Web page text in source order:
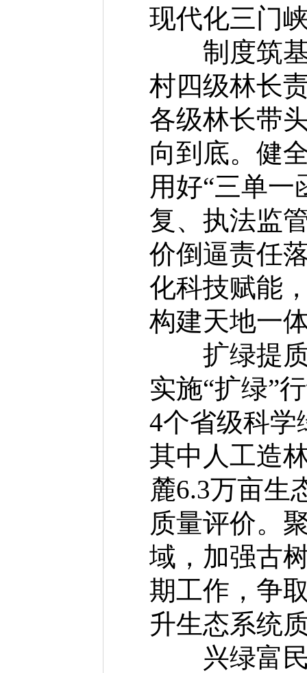
现代化三门
制度筑基
村四级林长
各级林长带
向到底。健
用好“三单一
复、执法监
价倒逼责任
化科技赋能
构建天地一
扩绿提质
实施“扩绿”
4个省级科学
其中人工造
麓6.3万亩生
质量评价。
域，加强古
期工作，争
升生态系统
兴绿富民